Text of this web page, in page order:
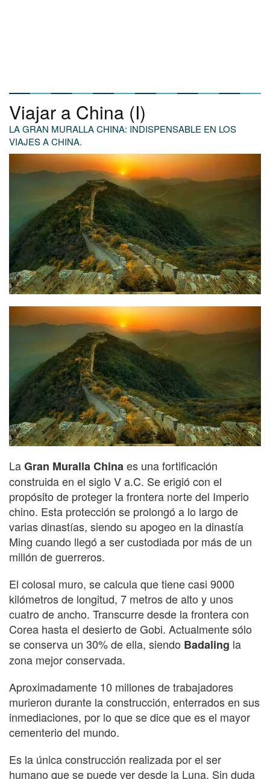
Viajar a China (I)
LA GRAN MURALLA CHINA: INDISPENSABLE EN LOS
VIAJES A CHINA.
LaGran Muralla Chinaes una fortificación
construida en el siglo V a.C. Se erigió con el
propósito de proteger la frontera norte del Imperio
chino. Esta protección se prolongó a lo largo de
varias dinastías, siendo su apogeo en la dinastía
Ming cuando llegó a ser custodiada por más de un
millón de guerreros.
El colosal muro, se calcula que tiene casi 9000
kilómetros de longitud, 7 metros de alto y unos
cuatro de ancho. Transcurre desde la frontera con
Corea hasta el desierto de Gobi. Actualmente sólo
se conserva un 30% de ella, siendo Badaling la
zona mejor conservada.
Aproximadamente 10 millones de trabajadores
murieron durante la construcción, enterrados en sus
inmediaciones, por lo que se dice que es el mayor
cementerio del mundo.
Es la única construcción realizada por el ser
humano que se puede ver desde la Luna. Sin duda